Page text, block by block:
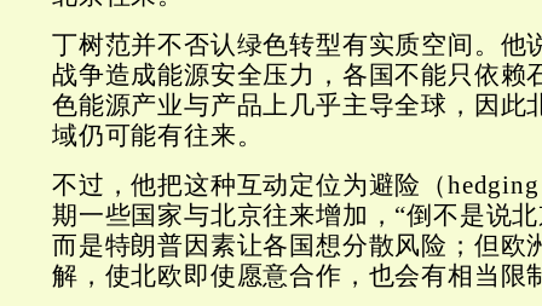
丁树范并不否认绿色转型有实质空间。他
战争造成能源安全压力，各国不能只依赖
色能源产业与产品上几乎主导全球，因此
域仍可能有往来。
不过，他把这种互动定位为避险（
期一些国家与北京往来增加，“倒不是说
而是特朗普因素让各国想分散风险；但欧
解，使北欧即使愿意合作，也会有相当限